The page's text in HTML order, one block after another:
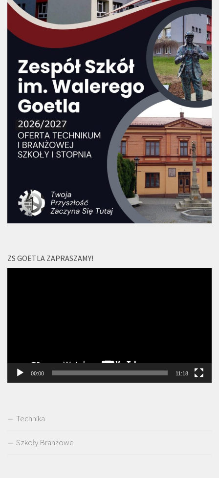
ZS GOETLA ZAPRASZAMY!
00:00 11:18
Technika
Szkoły Branżowe